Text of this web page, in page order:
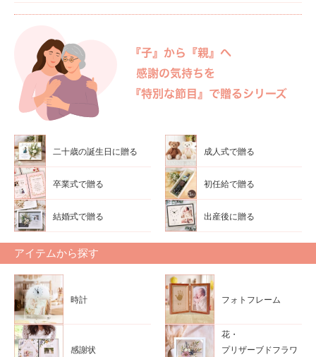
二十歳の誕生日に贈る 成人式で贈る
卒業式で贈る 初任給で贈る
結婚式で贈る 出産後に贈る
アイテムから探す
時計 フォトフレーム
感謝状
花・
プリザーブドフラワ